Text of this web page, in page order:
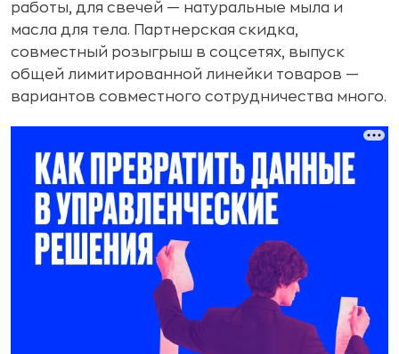
работы, для свечей — натуральные мыла и
масла для тела. Партнерская скидка,
совместный розыгрыш в соцсетях, выпуск
общей лимитированной линейки товаров —
вариантов совместного сотрудничества много.